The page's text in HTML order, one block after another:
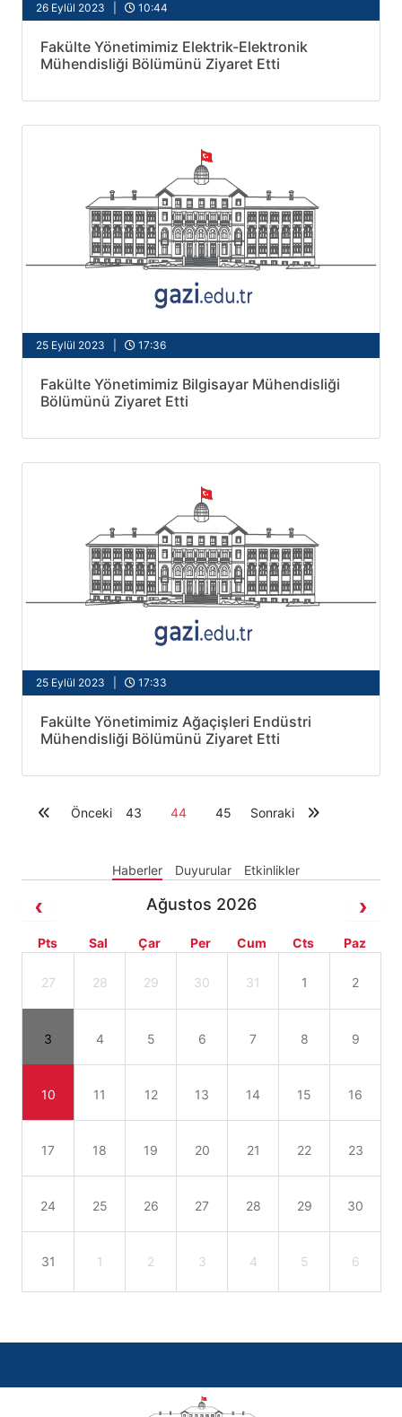
26 Eylül 2023 | 10:44
Fakülte Yönetimimiz Elektrik-Elektronik
Mühendisliği Bölümünü Ziyaret Etti
25 Eylül 2023 | 17:36
Fakülte Yönetimimiz Bilgisayar Mühendisliği
Bölümünü Ziyaret Etti
25 Eylül 2023 | 17:33
Fakülte Yönetimimiz Ağaçişleri Endüstri
Mühendisliği Bölümünü Ziyaret Etti
Önceki 43 44 45 Sonraki
Haberler Duyurular Etkinlikler
Ağustos 2026
Pts Sal Çar Per Cum Cts Paz
27 28 29 30 31 1 2
3 4 5 6 7 8 9
10 11 12 13 14 15 16
17 18 19 20 21 22 23
24 25 26 27 28 29 30
31 1 2 3 4 5 6